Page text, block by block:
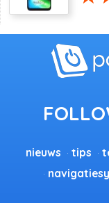
nieuws tips